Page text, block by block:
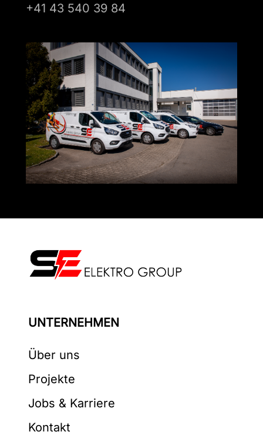
+41 43 540 39 84
UNTERNEHMEN
Über uns
Projekte
Jobs & Karriere
Kontakt